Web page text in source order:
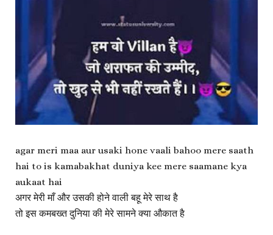
agar meri ‪maa‬ aur usaki hone vaali ‪bahoo‬ mere saath
hai to is kamabakhat duniya kee mere saamane kya
aukaat hai
अगर मेरी ‪माँ‬ और उसकी होने वाली ‪बहू‬ मेरे साथ है
तो इस कमबख्त दुनिया की मेरे सामने क्या औकात है